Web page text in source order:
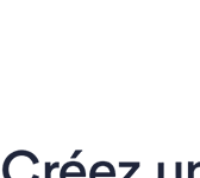
et
de